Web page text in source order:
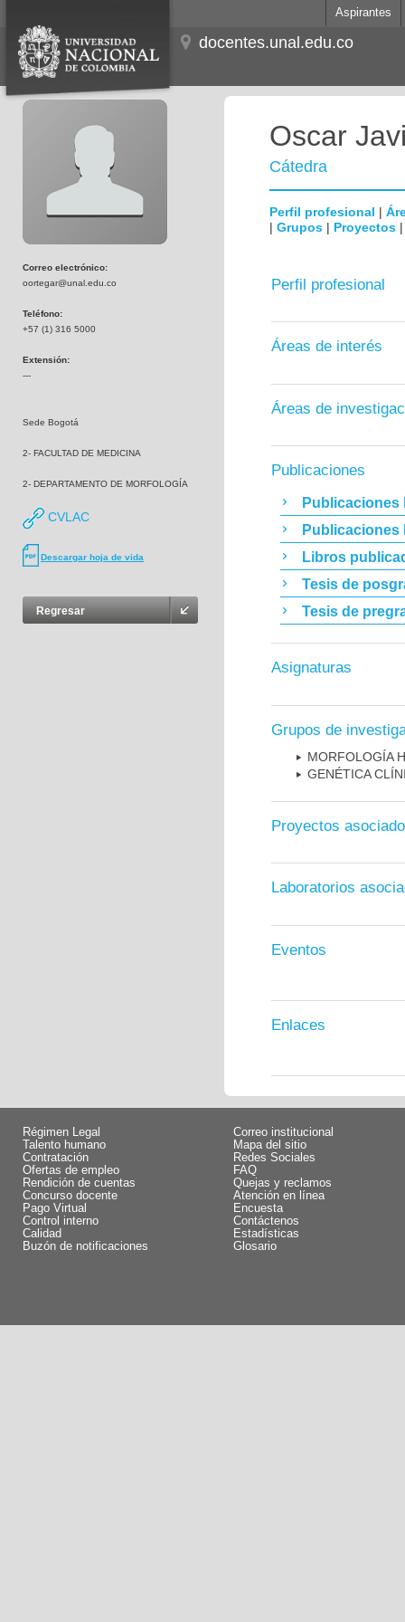
Aspirantes
docentes.unal.edu.co
Correo electrónico:
oortegar@unal.edu.co
Teléfono:
+57 (1) 316 5000
Extensión:
---
Sede Bogotá
2- FACULTAD DE MEDICINA
2- DEPARTAMENTO DE MORFOLOGÍA
CVLAC
Descargar hoja de vida
Regresar
Oscar
Cátedra
Perfil profesional |
| Grupos | Proyectos
Perfil profesional
Áreas de interés
Áreas de
Publicaciones
Publicaciones
Publicaciones
Libros
Tesis de
Tesis de
Asignaturas
Grupos de
MORFOLOGÍA
GENÉTICA
Proyectos
Laboratorios
Eventos
Enlaces
Régimen Legal
Talento humano
Contratación
Ofertas de empleo
Rendición de cuentas
Concurso docente
Pago Virtual
Control interno
Calidad
Buzón de notificaciones
Correo institucional
Mapa del sitio
Redes Sociales
FAQ
Quejas y reclamos
Atención en línea
Encuesta
Contáctenos
Estadísticas
Glosario